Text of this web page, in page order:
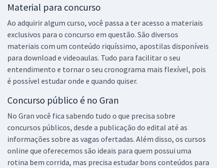
Material para concurso
Ao adquirir algum curso, você passa a ter acesso a materiais
exclusivos para o concurso em questão. São diversos
materiais com um conteúdo riquíssimo, apostilas disponíveis
para download e videoaulas. Tudo para facilitar o seu
entendimento e tornar o seu cronograma mais flexível, pois
é possível estudar onde e quando quiser.
Concurso público é no Gran
No Gran você fica sabendo tudo o que precisa sobre
concursos públicos, desde a publicação do edital até as
informações sobre as vagas ofertadas. Além disso, os cursos
online que oferecemos são ideais para quem possui uma
rotina bem corrida, mas precisa estudar bons conteúdos para